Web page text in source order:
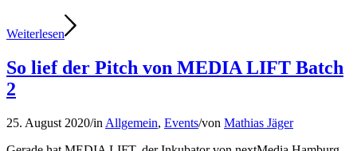
Weiterlesen
So lief der Pitch von MEDIA LIFT Batch
2
25. August 2020/in Allgemein, Events/von Mathias Jäger